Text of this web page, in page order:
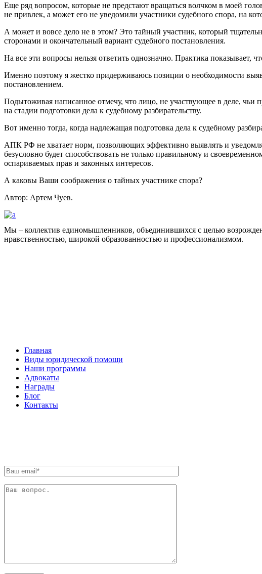
Еще ряд вопросом, которые не предстают вращаться волчком в моей
не привлек, а может его не уведомили участники судебного спора, на
А может и вовсе дело не в этом? Это тайный участник, который
сторонами и окончательный вариант судебного постановления.
На все эти вопросы нельзя ответить однозначно. Практика
Именно поэтому я жестко придерживаюсь позиции о необходимости
постановлением.
Подытоживая написанное отмечу, что лицо, не участвующее в деле, чьи
на стадии подготовки дела к судебному разбирательству.
Вот именно тогда, когда надлежащая подготовка дела к судебному
АПК РФ не хватает норм, позволяющих эффективно выявлять и
безусловно будет способствовать не только правильному и
оспариваемых прав и законных интересов.
А каковы Ваши соображения о тайных участнике спора?
Автор: Артем Чуев.
Мы – коллектив единомышленников, объединившихся с целью
нравственностью, широкой образованностью и профессионализмом.
Главная
Виды юридической помощи
Наши программы
Адвокаты
Награды
Блог
Контакты